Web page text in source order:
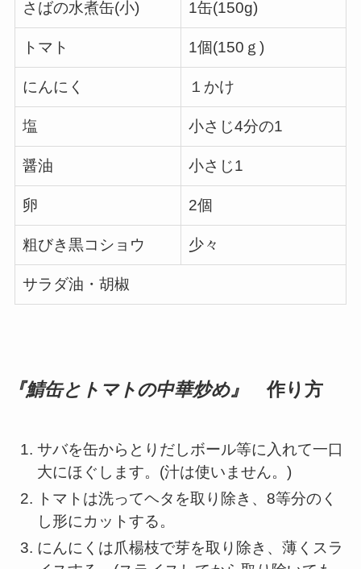
さばの水煮缶(小) 1缶(150g)
トマト 1個(150ｇ)
にんにく １かけ
塩 小さじ4分の1
醤油 小さじ1
卵 2個
粗びき黒コショウ 少々
サラダ油・胡椒
『鯖缶とトマトの中華炒め』作り方
サバを缶からとりだしボール等に入れて一口
大にほぐします。(汁は使いません。)
トマトは洗ってヘタを取り除き、8等分のく
し形にカットする。
にんにくは爪楊枝で芽を取り除き、薄くスラ